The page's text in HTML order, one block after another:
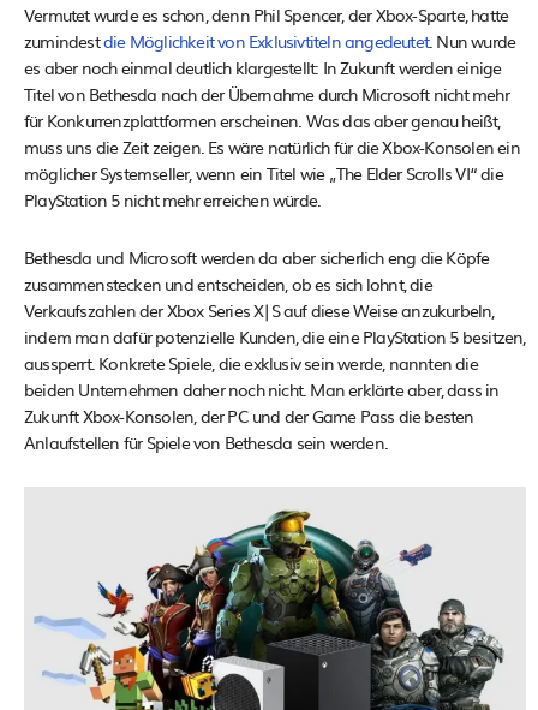
Vermutet wurde es schon, denn Phil Spencer, der Xbox-Sparte, hatte
zumindestdie Möglichkeit von Exklusivtiteln angedeutet. Nun wurde
es aber noch einmal deutlich klargestellt: In Zukunft werden einige
Titel von Bethesda nach der Übernahme durch Microsoft nicht mehr
für Konkurrenzplattformen erscheinen. Was das aber genau heißt,
muss uns die Zeit zeigen. Es wäre natürlich für die Xbox-Konsolen ein
möglicher Systemseller, wenn ein Titel wie „The Elder Scrolls VI“ die
PlayStation 5 nicht mehr erreichen würde.
Bethesda und Microsoft werden da aber sicherlich eng die Köpfe
zusammenstecken und entscheiden, ob es sich lohnt, die
Verkaufszahlen der Xbox Series X|S auf diese Weise anzukurbeln,
indem man dafür potenzielle Kunden, die eine PlayStation 5 besitzen,
aussperrt. Konkrete Spiele, die exklusiv sein werde, nannten die
beiden Unternehmen daher noch nicht. Man erklärte aber, dass in
Zukunft Xbox-Konsolen, der PC und der Game Pass die besten
Anlaufstellen für Spiele von Bethesda sein werden.